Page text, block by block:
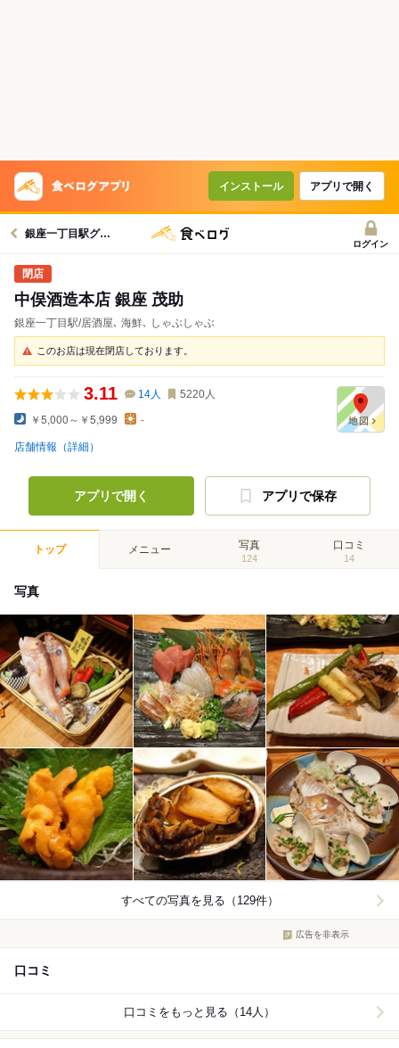
インストール アプリで開く
銀座一丁目駅グルメへ
ログイン
中俣酒造本店 銀座 茂助
銀座一丁目駅/居酒屋､ 海鮮､ しゃぶしゃぶ
このお店は現在閉店しております。
3.11 14人 5220人
￥5,000～￥5,999 -
店舗情報（詳細）
アプリで開く アプリで保存
トップ メニュー 写真
124
口コミ
14
写真
すべての写真を見る（129件）
広告を非表示
口コミ
口コミをもっと見る（14人）